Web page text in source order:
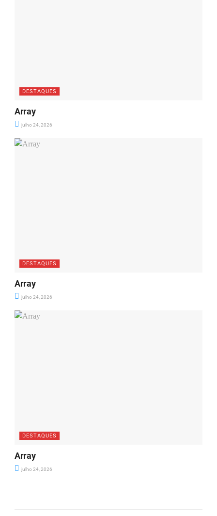
DESTAQUES
Array
julho 24, 2026
DESTAQUES
Array
julho 24, 2026
DESTAQUES
Array
julho 24, 2026